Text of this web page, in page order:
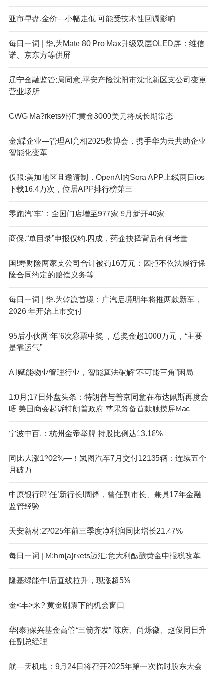
亚市早盘.金价—小幅走低 可能受技术性回调影响
每日一词 | 华,为Mate 80 Pro Max升级双层OLED屏：维信
诺、京东方等供屏
辽宁金融监管;局同意,平安产险沈阳市沈北新区支公司变更
营业场所
CWG Ma?rkets外汇:黄金3000美元将成长期常态
金;蝶企业—管理AI亮相2025数博会，携手华为云共助企业
智能化变革
仅限:美加地区且邀请制，OpenAI的Sora APP上线两日ios
下载16.4万次，位居APP排行榜第三
零跑汽‘车’：全国门店增至977家 9月新开40家
商保.“单目录”申报仅约.四成，药企抉择背后有何考量
国!寿财险两家支公司合计被罚16万元：因拒不依法履行保
险合同约定的赔偿义务等
每日一词 | 华.为乾崑首境：广汽启境明年将推两款新车，
2026 年开始上市交付
95后小伙两‘年’6次彩票中奖 ，总奖金超1000万元，“主要
是靠运气”
A:I赋能物业管理行业，智能算法破解“不可能三角”困局
1:0月;17日外盘头条：特朗普与普京同意在布达佩斯再度会
晤 美国商会起诉特朗普政府 苹果筹备首款触摸屏Mac
宁波中百,：杭州金帝举牌 持股比例达13.18%
同比大涨1?02%—！岚图汽车7月交付12135辆：连续五个
月破万
中原银行聘‘任’新行长!周锋，曾任副市长、兼具17年金融
监管经验
天安新材:2?025年前三季度净利润同比增长21.47%
每日一词 | M;hm{a}rkets迈汇:意大利酝酿黄金申报税改革
隆基绿能午!后直线拉升，现涨超5%
金<丰>来?:黄金剧震下的机会窗口
华{泰}保兴基金高管“三箭齐发” 陈庆、尚烁徽、赵俊同日升
任副总经理
航—天机电：9月24日将召开2025年第一次临时股东大会